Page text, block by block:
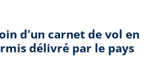
d'un carnet de vol en
délivré par le pays